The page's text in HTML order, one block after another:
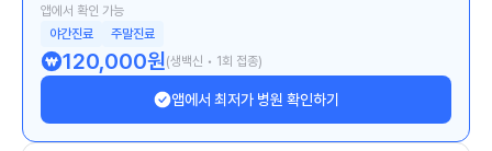
앱에서 확인 가능
야간진료
주말진료
120,000원(생백신 • 1회 접종)
앱에서 최저가 병원 확인하기